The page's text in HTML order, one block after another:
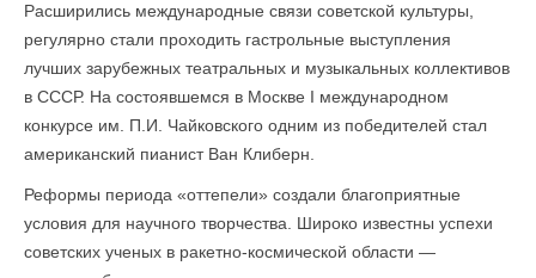
Расширились международные связи советской культуры,
регулярно стали проходить гастрольные выступления
лучших зарубежных театральных и музыкальных коллективов
в СССР. На состоявшемся в Москве I международном
конкурсе им. П.И. Чайковского одним из победителей стал
американский пианист Ван Клиберн.
Реформы периода «оттепели» создали благоприятные
условия для научного творчества. Широко известны успехи
советских ученых в ракетно-космической области —